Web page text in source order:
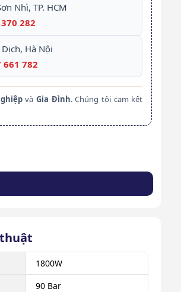
Nhì, TP. HCM
282
Hà Nội
661 782
vàGia Đình. Chúng tôi cam kết
1800W
90 Bar